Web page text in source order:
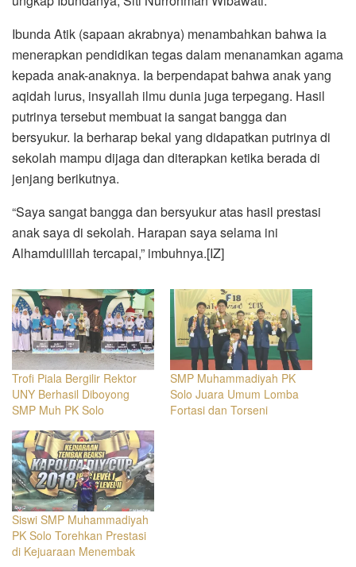
Ibunda Atik (sapaan akrabnya) menambahkan bahwa ia
menerapkan pendidikan tegas dalam menanamkan agama
kepada anak-anaknya. Ia berpendapat bahwa anak yang
aqidah lurus, insyallah ilmu dunia juga terpegang. Hasil
putrinya tersebut membuat ia sangat bangga dan
bersyukur. Ia berharap bekal yang didapatkan putrinya di
sekolah mampu dijaga dan diterapkan ketika berada di
jenjang berikutnya.
“Saya sangat bangga dan bersyukur atas hasil prestasi
anak saya di sekolah. Harapan saya selama ini
Alhamdulillah tercapai,” imbuhnya.[IZ]
Trofi Piala Bergilir Rektor
UNY Berhasil Diboyong
SMP Muh PK Solo
SMP Muhammadiyah PK
Solo Juara Umum Lomba
Fortasi dan Torseni
Siswi SMP Muhammadiyah
PK Solo Torehkan Prestasi
di Kejuaraan Menembak